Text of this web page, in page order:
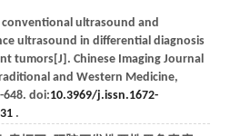
conventional ultrasound and
ultrasound in differential diagnosis
tumors[J]. Chinese Imaging Journal
and Western Medicine,
648. doi:10.3969/j.issn.1672-
.